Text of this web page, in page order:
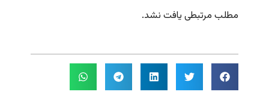
مطلب مرتبطی یافت نشد.